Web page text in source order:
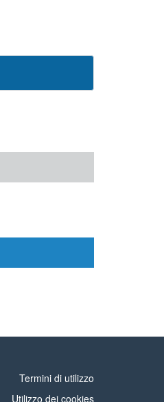
Termini di utilizzo
Utilizzo dei cookies